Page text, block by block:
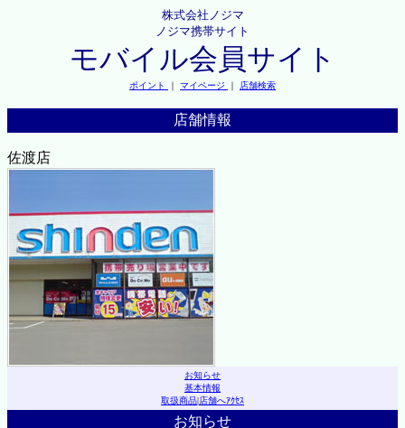
株式会社ノジマ
ノジマ携帯サイト
モバイル会員サイト
ポイント ｜ マイページ ｜ 店舗検索
店舗情報
佐渡店
お知らせ
基本情報
取扱商品|店舗へｱｸｾｽ
お知らせ